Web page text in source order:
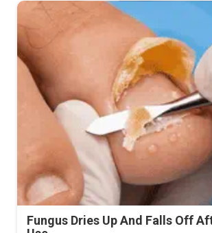
Fungus Dries Up And Falls Off